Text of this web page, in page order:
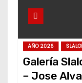
AÑO 2026
Galería
– Jose